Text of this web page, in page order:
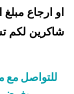
او ارجاع
شاكرين لكم
للتواصل